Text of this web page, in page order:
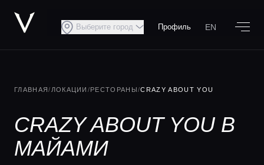
Выберите город Профиль EN
ГЛАВНАЯ/ ЛОКАЦИИ /РЕСТОРАНЫ/CRAZY ABOUT YOU
CRAZY ABOUT YOU В
МАЙАМИ